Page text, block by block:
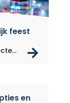
feest
en